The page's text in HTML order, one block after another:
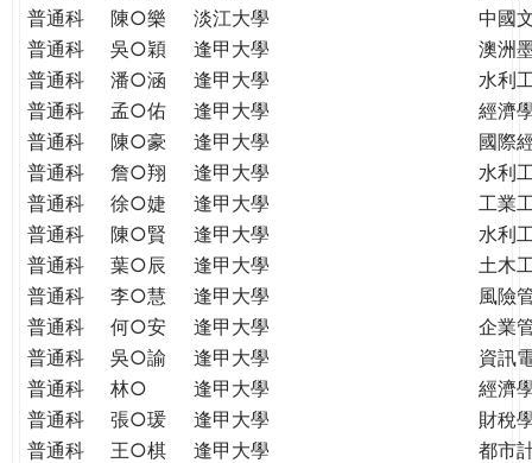
普通科
陳○樂 淡江大學
中國
普通科
吳○穎 逢甲大學
澳洲
普通科
潘○涵 逢甲大學
水利
普通科
孟○佑 逢甲大學
經濟
普通科
陳○豪 逢甲大學
國際
普通科
詹○翔 逢甲大學
水利
普通科
徐○婕 逢甲大學
工業
普通科
陳○賢 逢甲大學
水利
普通科
葉○辰 逢甲大學
土木
普通科
李○慧 逢甲大學
風險
普通科
何○安 逢甲大學
企業
普通科
吳○諭 逢甲大學
資訊
普通科
林○ 逢甲大學
經濟
普通科
張○瑗 逢甲大學
財稅
普通科
王○棋 逢甲大學
都市